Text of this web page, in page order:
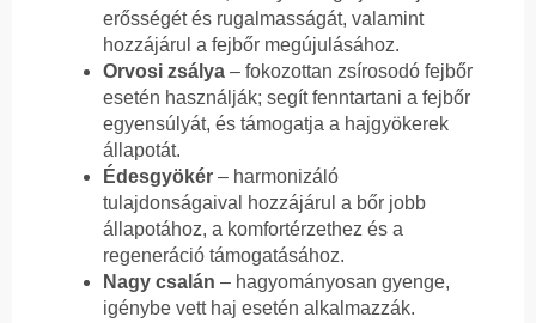
erősségét és rugalmasságát, valamint
hozzájárul a fejbőr megújulásához.
Orvosi zsálya – fokozottan zsírosodó fejbőr
esetén használják; segít fenntartani a fejbőr
egyensúlyát, és támogatja a hajgyökerek
állapotát.
Édesgyökér – harmonizáló
tulajdonságaival hozzájárul a bőr jobb
állapotához, a komfortérzethez és a
regeneráció támogatásához.
Nagy csalán – hagyományosan gyenge,
igénybe vett haj esetén alkalmazzák.